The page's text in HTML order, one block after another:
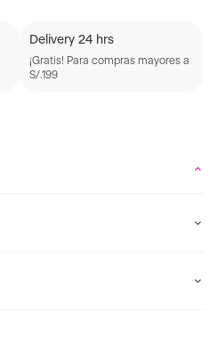
Delivery 24 hrs
¡Gratis! Para compras mayores a
S/.199